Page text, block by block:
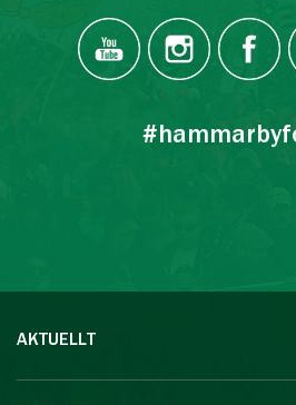
AKTUELLT